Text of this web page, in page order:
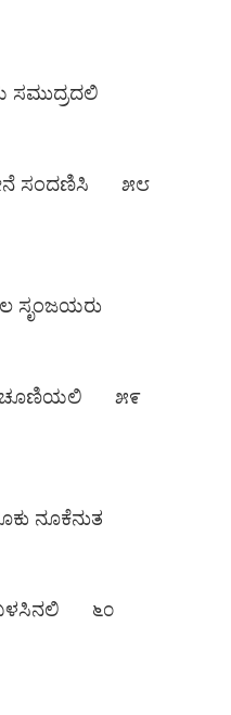
ಸಂದಣಿಸಿ ೫೮
ಸೃಂಜಯರು
ಚೂಣಿಯಲಿ ೫೯
ನೂಕೆನುತ
ಬಳಸಿನಲಿ ೬೦